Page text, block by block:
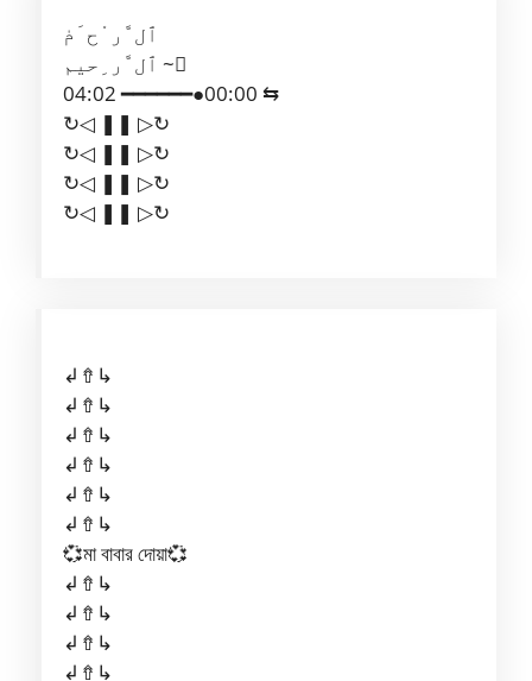
ٱل َّر ْح َمٰ
ٱل َّر ِحيم ~ ِ
04:02 ━━━━━━●00:00 ⇆
↻◁ ❚❚ ▷↻
↻◁ ❚❚ ▷↻
↻◁ ❚❚ ▷↻
↻◁ ❚❚ ▷↻
↲⇮↳
↲⇮↳
↲⇮↳
↲⇮↳
↲⇮↳
↲⇮↳
💞মা বাবার দোয়া💞
↲⇮↳
↲⇮↳
↲⇮↳
↲⇮↳